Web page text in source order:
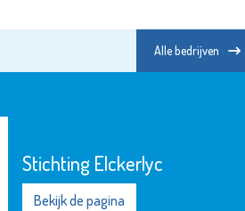
Alle bedrijven
Stichting Elckerlyc
Bekijk de pagina